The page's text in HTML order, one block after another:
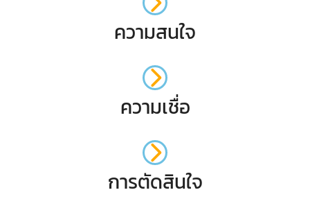
ความสนใจ
ความเชื่อ
การตัดสินใจ